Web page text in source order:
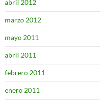
abril 2012
marzo 2012
mayo 2011
abril 2011
febrero 2011
enero 2011